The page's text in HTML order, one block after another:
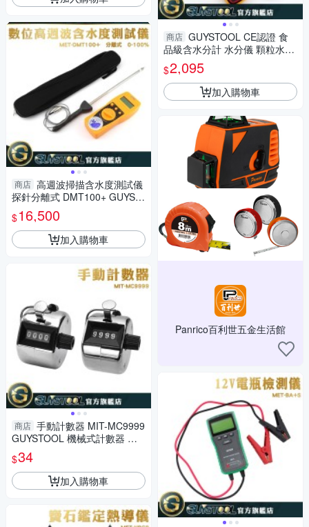
商店 高週波掃描含水度測試儀
探針分離式 DMT100+ GUYST
OOL 飼料工廠 水分計 粉末水
份檢測
$16,500
加入購物車
商店 手動計數器 MIT-MC9999
GUYSTOOL 機械式計數器 人
流計數 客流量點數器 計數器 數
量計算 手握數客器
$34
加入購物車
商店 GUYSTOOL CE認證 食
品級含水分計 水分儀 顆粒水分
儀 雜貨店 DMT530 米廠 穀物
$2,095
加入購物車
Panrico百利世五金生活館